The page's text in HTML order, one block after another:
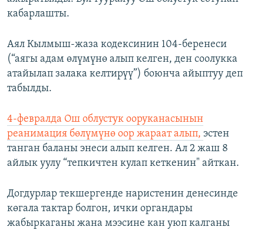
кабарлашты.
Аял Кылмыш-жаза кодексинин 104-беренеси
(“аягы адам өлүмүнө алып келген, ден соолукка
атайылап залака келтирүү”) боюнча айыптуу деп
табылды.
4-февралда Ош облустук ооруканасынын
реанимация бөлүмүнө оор жараат алып, эстен
танган баланы энеси алып келген. Ал 2 жаш 8
айлык уулу “тепкичтен кулап кеткенин" айткан.
Догдурлар текшергенде наристенин денесинде
көгала тактар болгон, ички органдары
жабыркаганы жана мээсине кан уюп калганы